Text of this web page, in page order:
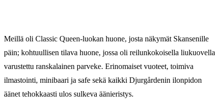
Meillä oli Classic Queen-luokan huone, josta näkymät Skansenille
päin; kohtuullisen tilava huone, jossa oli reilunkokoisella liukuovella
varustettu ranskalainen parveke. Erinomaiset vuoteet, toimiva
ilmastointi, minibaari ja safe sekä kaikki Djurgårdenin ilonpidon
äänet tehokkaasti ulos sulkeva äänieristys.